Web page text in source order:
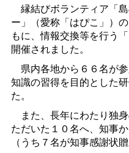
縁結びボランティア「
ー」（愛称「はぴこ」）
もに、情報交換等を行う
開催されました。
県内各地から６６名が
知識の習得を目的とした
た。
また、長年にわたり独
ただいた１０名へ、知事
（うち７名が知事感謝状